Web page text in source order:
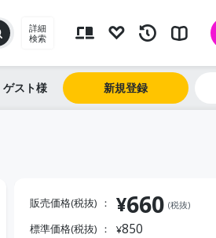
詳細
検索
ゲスト 新規登録
販売価格(税抜) ¥660 (税抜)
標準価格(税抜) ¥850